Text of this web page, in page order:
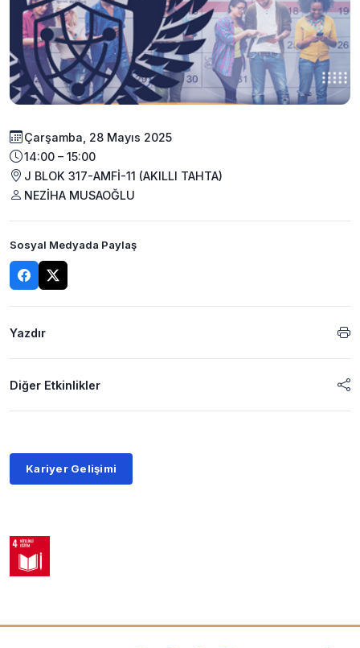
Çarşamba, 28 Mayıs 2025
14:00 – 15:00
J BLOK 317-AMFİ-11 (AKILLI TAHTA)
NEZİHA MUSAOĞLU
Sosyal Medyada Paylaş
Yazdır
Diğer Etkinlikler
Kariyer Gelişimi